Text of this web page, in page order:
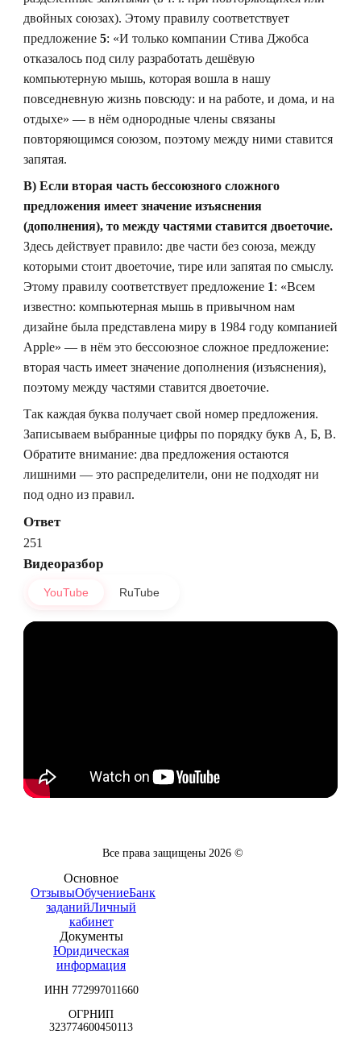
двойных союзах). Этому правилу соответствует
предложение 5: «И только компании Стива Джобса
отказалось под силу разработать дешёвую
компьютерную мышь, которая вошла в нашу
повседневную жизнь повсюду: и на работе, и дома, и на
отдыхе» — в нём однородные члены связаны
повторяющимся союзом, поэтому между ними ставится
запятая.
В) Если вторая часть бессоюзного сложного
предложения имеет значение изъяснения
(дополнения), то между частями ставится двоеточие.
Здесь действует правило: две части без союза, между
которыми стоит двоеточие, тире или запятая по смыслу.
Этому правилу соответствует предложение 1: «Всем
известно: компьютерная мышь в привычном нам
дизайне была представлена миру в 1984 году компанией
Apple» — в нём это бессоюзное сложное предложение:
вторая часть имеет значение дополнения (изъяснения),
поэтому между частями ставится двоеточие.
Так каждая буква получает свой номер предложения.
Записываем выбранные цифры по порядку букв А, Б, В.
Обратите внимание: два предложения остаются
лишними — это распределители, они не подходят ни
под одно из правил.
Ответ
251
Видеоразбор
YouTube RuTube
Все права защищены2026 ©
Основное
ОтзывыОбучениеБанк
заданийЛичный
кабинет
Документы
Юридическая
информация
ИНН 772997011660
ОГРНИП
323774600450113